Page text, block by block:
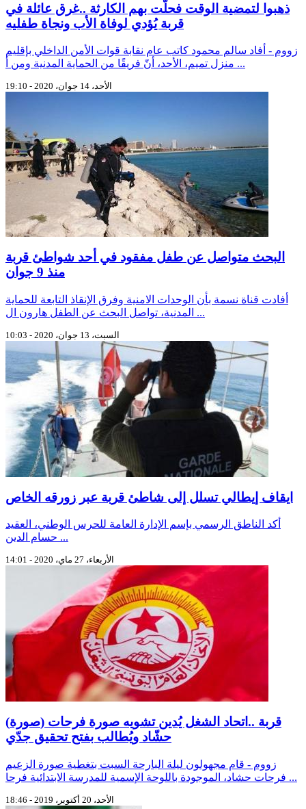
ذهبوا لتمضية الوقت فحلّت بهم الكارثة ..غرق عائلة في
قربة يُؤدي لوفاة الأب ونجاة طفليه
زووم - أفاد سالم محمود كاتب عام نقابة قوات الأمن الداخلي بإقليم
منزل تميم، الأحد، أنّ فريقًا من الحماية المدنية ومن أ ...
الأحد، 14 جوان، 2020 - 19:10
البحث متواصل عن طفل مفقود في أحد شواطئ قربة
منذ 9 جوان
أفادت قناة نسمة بأن الوحدات الامنية وﻓﺮﻕ ﺍﻹﻧﻘﺎﺫ ﺍﻟﺘﺎﺑﻌﺔ ﻟﻠﺤﻤﺎﻳﺔ
ﺍﻟﻤﺪﻧﻴﺔ، تواصل البحث عن الطفل هارون ال ...
السبت، 13 جوان، 2020 - 10:03
ايقاف إيطالي تسلل إلى شاطئ قربة عبر زورقه الخاص
أكد الناطق الرسمي بإسم الإدارة العامة للحرس الوطني، العقيد
حسام الدين ...
الأربعاء، 27 ماي، 2020 - 14:01
(صورة) قربة ..اتحاد الشغل يُدين تشويه صورة فرحات
حشّاد ويُطالب بفتح تحقيق جدّي
زووم - قام مجهولون ليلة البارحة السبت بتغطية صورة الزعيم
فرحات حشاد، الموجودة باللوحة الإسمية للمدرسة الابتدائية فرحا ...
الأحد، 20 أكتوبر، 2019 - 18:46